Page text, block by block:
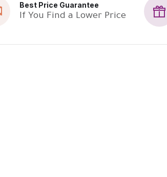
Best Price Guarantee
If You Find a Lower Price